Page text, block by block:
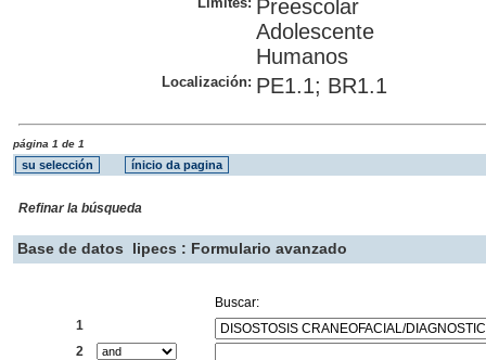
Preescolar
Adolescente
Humanos
Localización: PE1.1; BR1.1
página 1 de 1
Refinar la búsqueda
Base de datos lipecs : Formulario avanzado
Buscar:
1
2